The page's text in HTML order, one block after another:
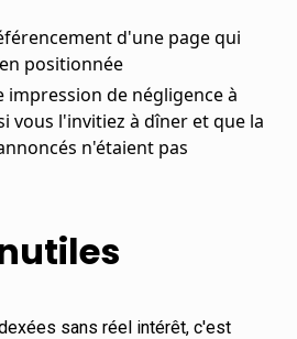
d'une page qui
positionnée
impression de négligence à
vous l'invitiez à dîner et que la
n'étaient pas
sans réel intérêt, c'est